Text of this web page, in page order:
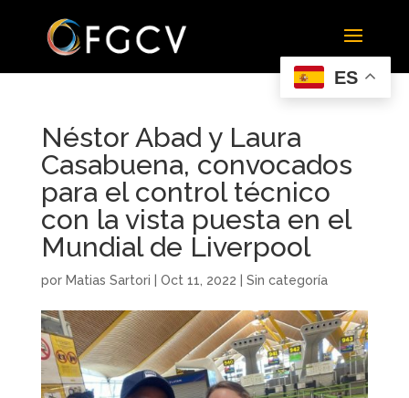
Néstor Abad y Laura
Casabuena, convocados
para el control técnico
con la vista puesta en el
Mundial de Liverpool
por Matias Sartori Oct 11, 2022 Sin categoría
ES